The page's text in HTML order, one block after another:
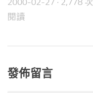
閱讀
發佈留言